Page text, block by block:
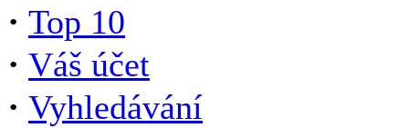
· Top 10
· Váš účet
· Vyhledávání